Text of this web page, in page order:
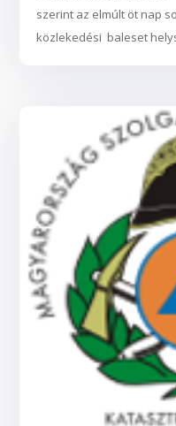
szerint az elmúlt öt nap
közlekedési baleset